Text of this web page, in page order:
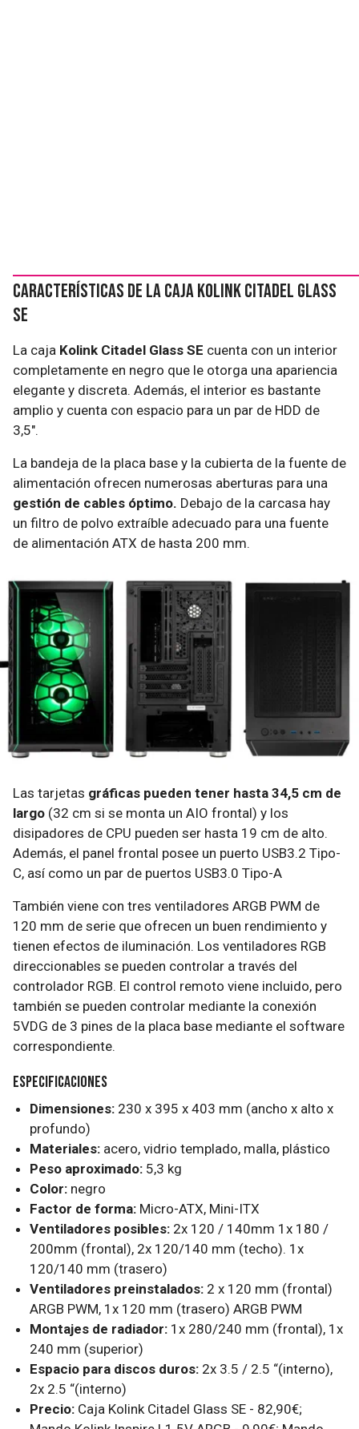
Características de la caja Kolink Citadel Glass
SE
La caja Kolink Citadel Glass SE cuenta con un interior
completamente en negro que le otorga una apariencia
elegante y discreta. Además, el interior es bastante
amplio y cuenta con espacio para un par de HDD de
3,5".
La bandeja de la placa base y la cubierta de la fuente de
alimentación ofrecen numerosas aberturas para una
gestión de cables óptimo. Debajo de la carcasa hay
un filtro de polvo extraíble adecuado para una fuente
de alimentación ATX de hasta 200 mm.
Las tarjetas gráficas pueden tener hasta 34,5 cm de
largo (32 cm si se monta un AIO frontal) y los
disipadores de CPU pueden ser hasta 19 cm de alto.
Además, el panel frontal posee un puerto USB3.2 Tipo-
C, así como un par de puertos USB3.0 Tipo-A
También viene con tres ventiladores ARGB PWM de
120 mm de serie que ofrecen un buen rendimiento y
tienen efectos de iluminación. Los ventiladores RGB
direccionables se pueden controlar a través del
controlador RGB. El control remoto viene incluido, pero
también se pueden controlar mediante la conexión
5VDG de 3 pines de la placa base mediante el software
correspondiente.
Especificaciones
Dimensiones: 230 x 395 x 403 mm (ancho x alto x
profundo)
Materiales: acero, vidrio templado, malla, plástico
Peso aproximado: 5,3 kg
Color: negro
Factor de forma: Micro-ATX, Mini-ITX
Ventiladores posibles: 2x 120 / 140mm 1x 180 /
200mm (frontal), 2x 120/140 mm (techo). 1x
120/140 mm (trasero)
Ventiladores preinstalados: 2 x 120 mm (frontal)
ARGB PWM, 1x 120 mm (trasero) ARGB PWM
Montajes de radiador: 1x 280/240 mm (frontal), 1x
240 mm (superior)
Espacio para discos duros: 2x 3.5 / 2.5 “(interno),
2x 2.5 “(interno)
Precio: Caja Kolink Citadel Glass SE - 82,90€;